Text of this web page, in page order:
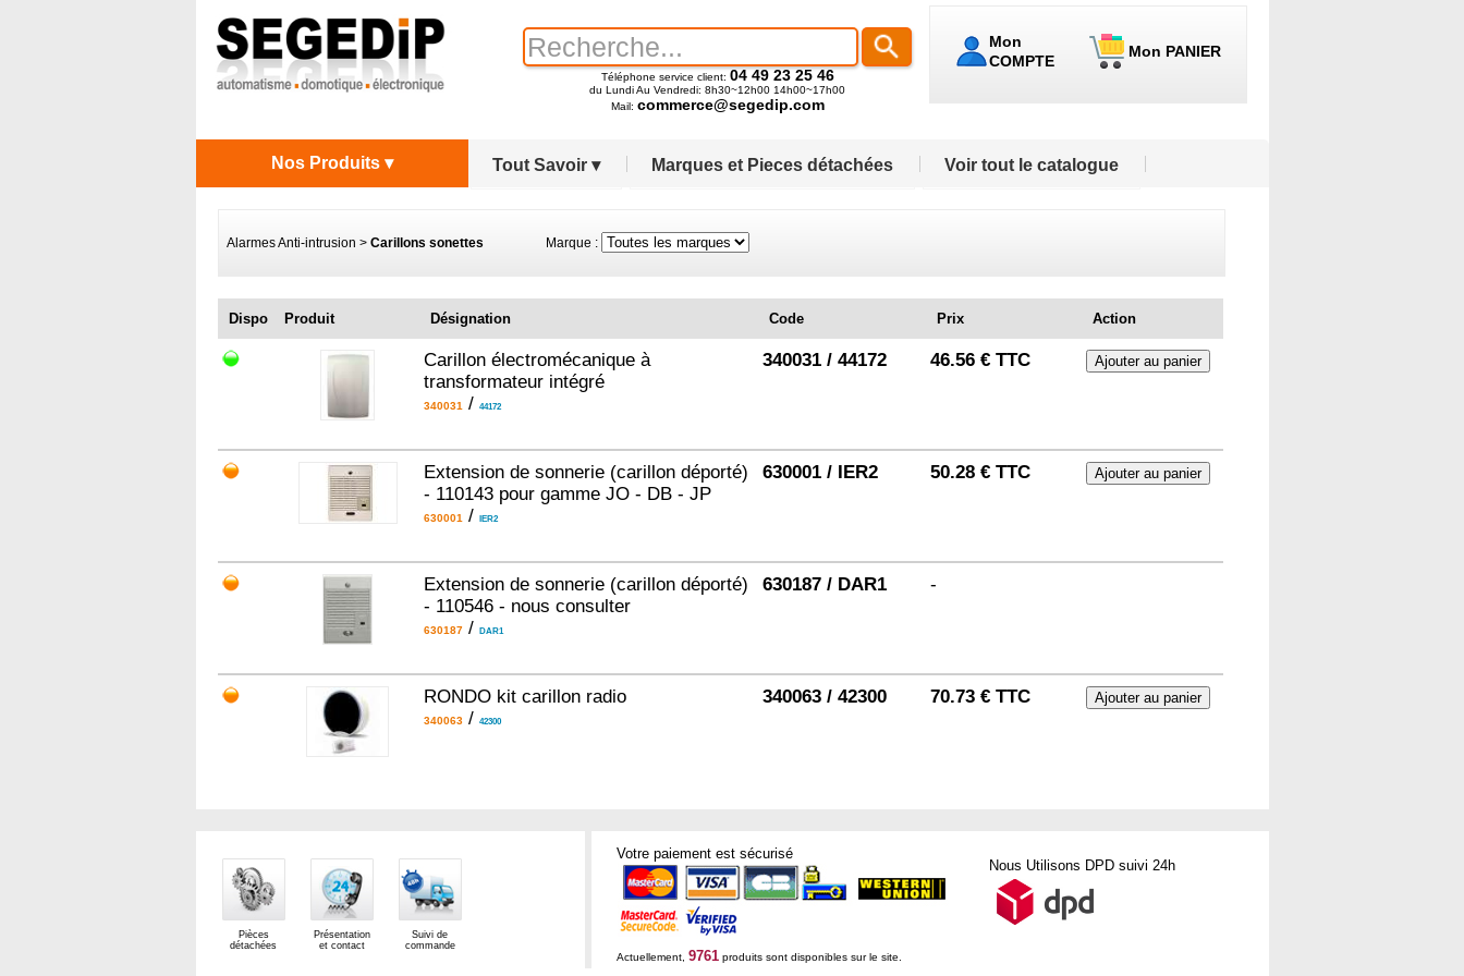
Mon
COMPTE
Mon PANIER
Téléphone service client: 04 49 23 25 46
du Lundi Au Vendredi: 8h30~12h00 14h00~17h00
Mail: commerce@segedip.com
Tout Savoir ▾ Marques et Pieces détachées Voir tout le catalogue
Nos Produits ▾
Alarmes Anti-intrusion > Carillons sonettesMarque :
Dispo Produit Désignation Code Prix Action
Carillon électromécanique à
transformateur intégré
340031/ 44172
340031 / 44172 46.56 € TTC
Extension de sonnerie (carillon déporté)
- 110143 pour gamme JO - DB - JP
630001/ IER2
630001 / IER2 50.28 € TTC
Extension de sonnerie (carillon déporté)
- 110546 - nous consulter
630187/ DAR1
630187 / DAR1 -
RONDO kit carillon radio
340063/ 42300
340063 / 42300 70.73 € TTC
Pièces
détachées
Présentation
et contact
Suivi de
commande
Votre paiement est sécurisé
Nous Utilisons DPD suivi 24h
Actuellement, 9761produits sont disponibles sur le site.